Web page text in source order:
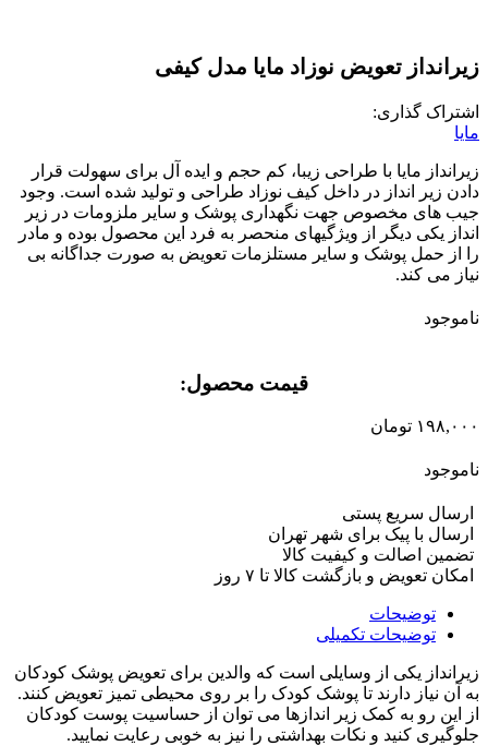
زیرانداز تعویض نوزاد مایا مدل کیفی
اشتراک گذاری:
مایا
زیرانداز مایا با طراحی زیبا، کم حجم و ایده آل برای سهولت قرار
دادن زیر انداز در داخل کیف نوزاد طراحی و تولید شده است. وجود
جیب های مخصوص جهت نگهداری پوشک و سایر ملزومات در زیر
انداز یکی دیگر از ویژگیهای منحصر به فرد این محصول بوده و مادر
را از حمل پوشک و سایر مستلزمات تعویض به صورت جداگانه بی
نیاز می کند.
ناموجود
قیمت محصول:​
۱۹۸,۰۰۰ تومان
ناموجود
ارسال سریع پستی
ارسال با پیک برای شهر تهران
تضمین اصالت و کیفیت کالا
امکان تعویض و بازگشت کالا تا ۷ روز
توضیحات
توضیحات تکمیلی
زیرانداز یکی از وسایلی است که والدین برای تعویض پوشک کودکان
به آن نیاز دارند تا پوشک کودک را بر روی محیطی تمیز تعویض کنند.
از این رو به کمک زیر اندازها می توان از حساسیت پوست کودکان
جلوگیری کنید و نکات بهداشتی را نیز به خوبی رعایت نمایید.